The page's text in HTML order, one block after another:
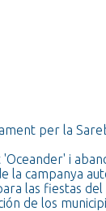
per la
i
la campanya
las fiestas
de los